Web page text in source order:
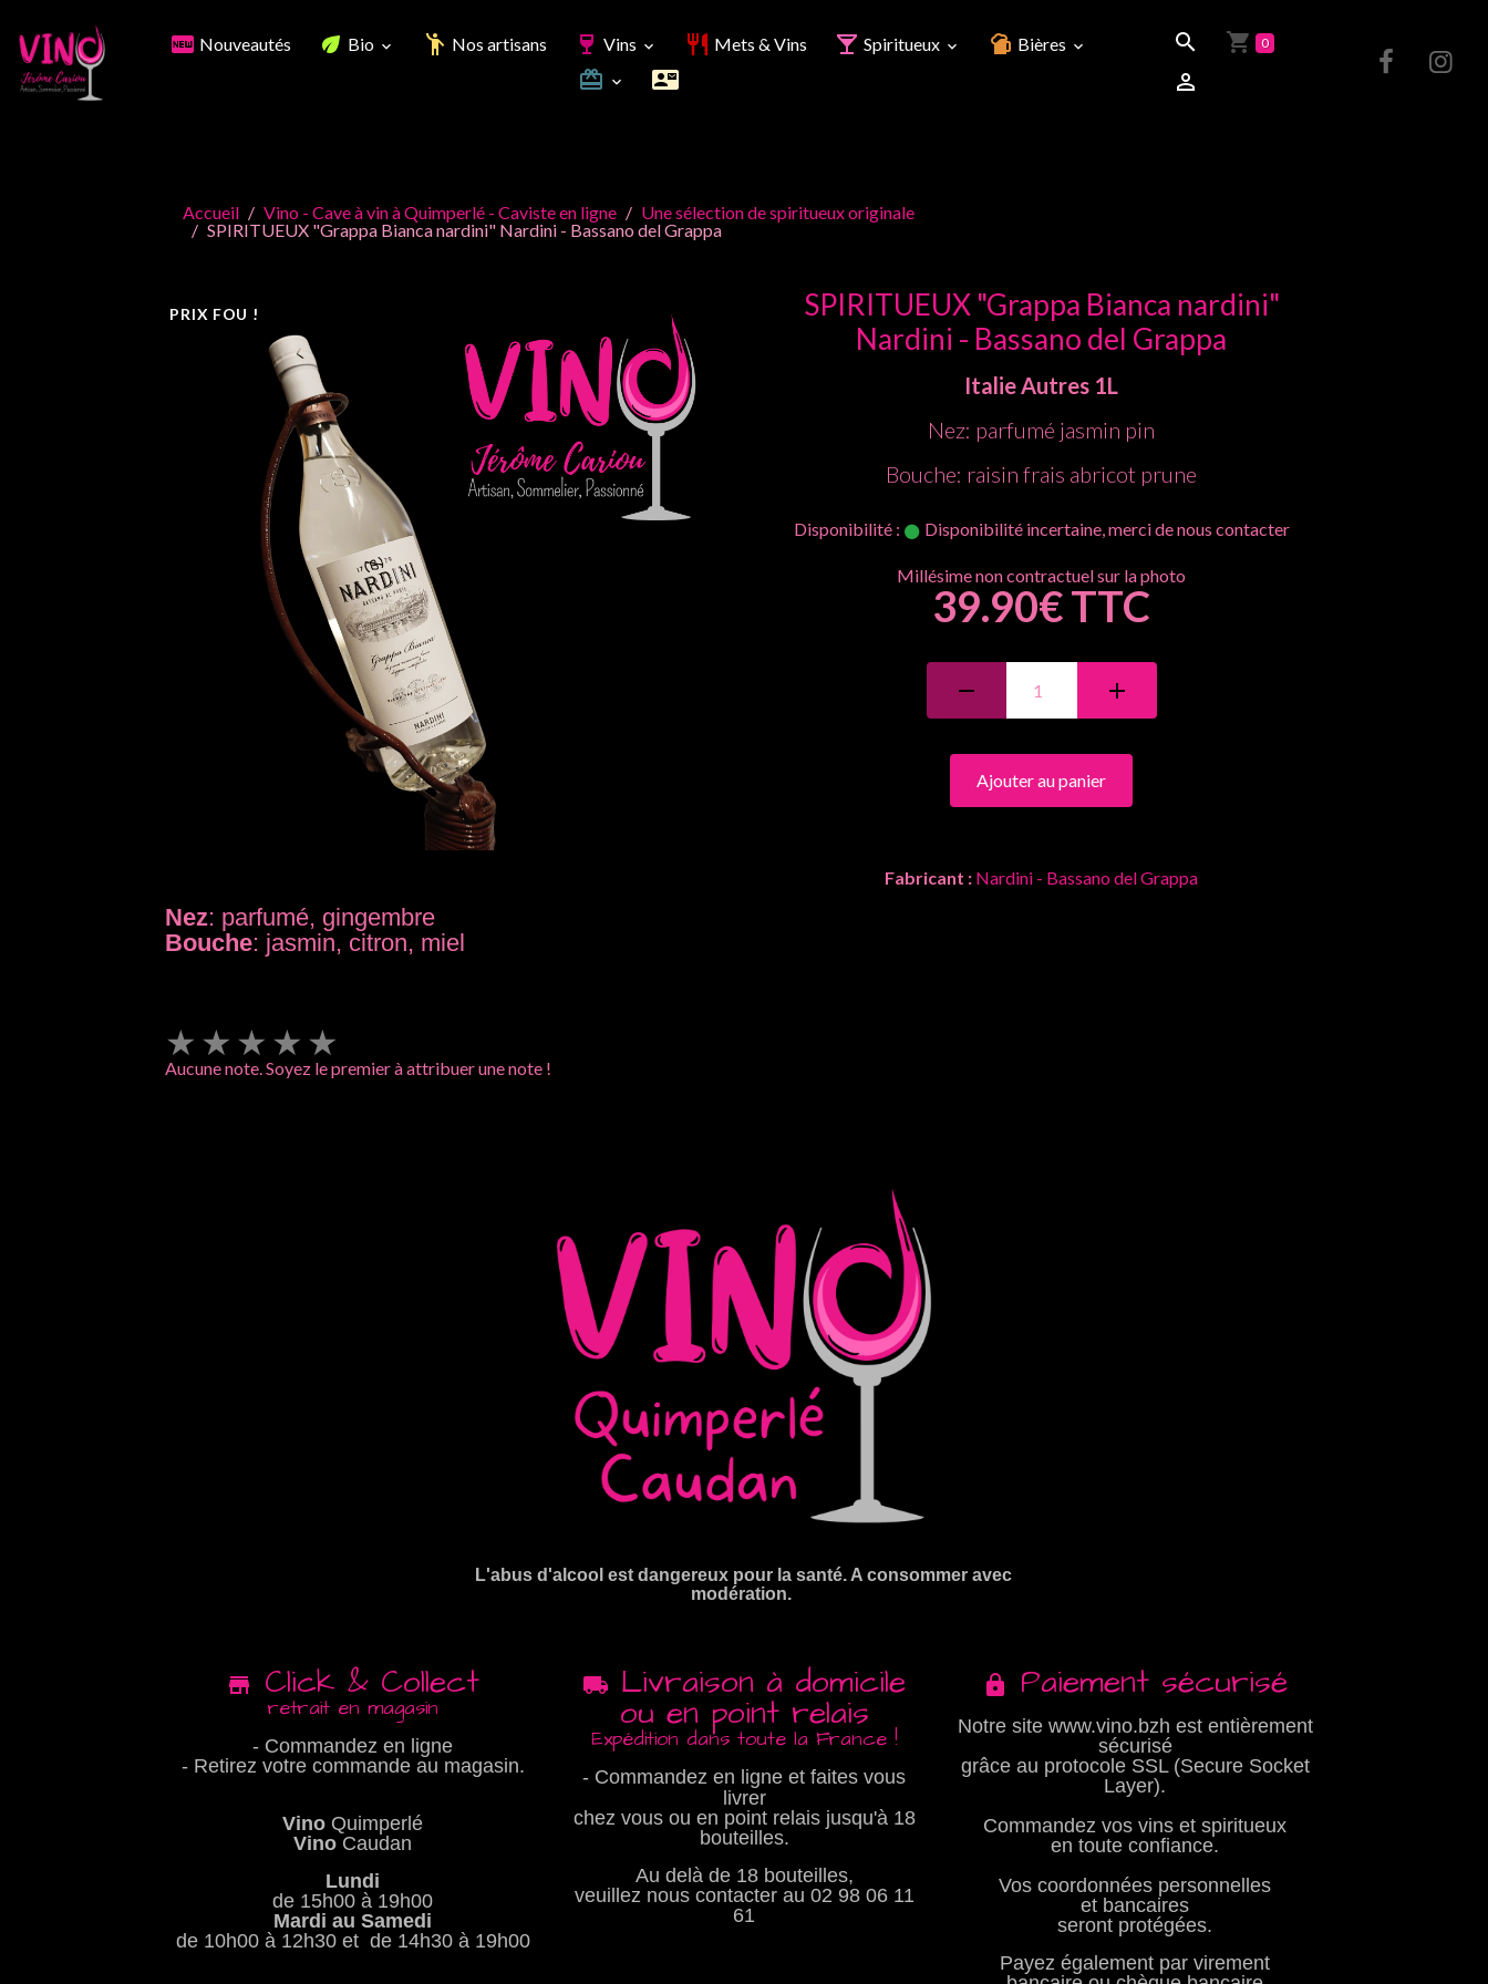
Nouveautés Bio Nos artisans Vins Mets & Vins Spiritueux Bières 0
Accueil Vino - Cave à vin à Quimperlé - Caviste en ligne
Une sélection de spiritueux originale
SPIRITUEUX "Grappa Bianca nardini" Nardini - Bassano del Grappa
PRIX FOU !
SPIRITUEUX "Grappa Bianca nardini"
Nardini - Bassano del Grappa
ItalieAutres 1L
Nez: parfumé jasmin pin
Bouche: raisin frais abricot prune
Disponibilité : Disponibilité incertaine, merci de nous contacter
39.90€ TTC
Ajouter au panier
Fabricant : Nardini - Bassano del Grappa
Nez: parfumé, gingembre
Bouche: jasmin, citron, miel
★ ★ ★ ★ ★
Aucune note. Soyez le premier à attribuer une note !
L'abus d'alcool est dangereux pour la santé. A consommer avec
modération.
Click & Collect
retrait en magasin
- Commandez en ligne
- Retirez votre commande au magasin.
Vino Quimperlé
Vino Caudan
Lundi
de 15h00 à 19h00
Mardi au Samedi
de 10h00 à 12h30 et de 14h30 à 19h00
Livraison à domicile
ou en point relais
Expédition dans toute la France !
- Commandez en ligne et faites vous
livrer
chez vous ou en point relais jusqu'à 18
bouteilles.
Au delà de 18 bouteilles,
veuillez nous contacter au 02 98 06 11
61
Paiement sécurisé
Notre site www.vino.bzh est entièrement
sécurisé
grâce au protocole SSL (Secure Socket
Layer).
Commandez vos vins et spiritueux
en toute confiance.
Vos coordonnées personnelles
et bancaires
seront protégées.
Payez également par virement